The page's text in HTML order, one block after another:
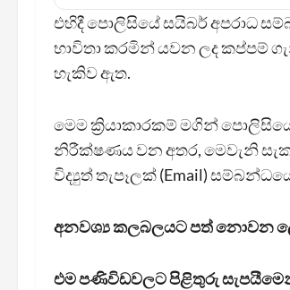
එහිදී පොලිසියේ සයිබර් අපරාධ
භාවිතා කරමින් යවන ලද කප්පම්
හැකිව ඇත.
මෙම ක්‍රියාකාරකම් මගින්
නිරීක්ෂණය වන අතර, මෙවැනි
විද්‍යුත් තැපෑලක් (Email)
අනවශ්‍ය කලබලයට පත් නොවන
එම පණිවිඩවලට පිළිතුරු